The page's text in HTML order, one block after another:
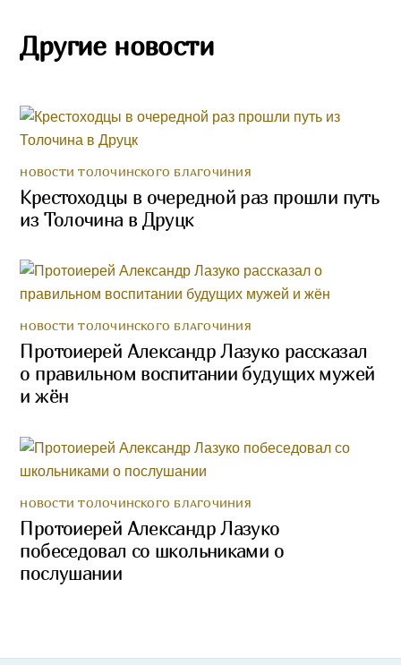
Другие новости
НОВОСТИ ТОЛОЧИНСКОГО БЛАГОЧИНИЯ
Крестоходцы в очередной раз прошли путь
из Толочина в Друцк
НОВОСТИ ТОЛОЧИНСКОГО БЛАГОЧИНИЯ
Протоиерей Александр Лазуко рассказал
о правильном воспитании будущих мужей
и жён
НОВОСТИ ТОЛОЧИНСКОГО БЛАГОЧИНИЯ
Протоиерей Александр Лазуко
побеседовал со школьниками о
послушании